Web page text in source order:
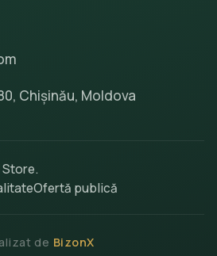
Chișinău, Moldova
Ofertă publică
de BizonX